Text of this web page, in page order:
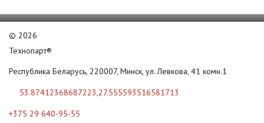
© 2026
Технопарт®
Республика Беларусь, 220007, Минск, ул. Левкова, 41 комн.1
53.87412368687223,27.555593516581713
+375 29 640-95-55